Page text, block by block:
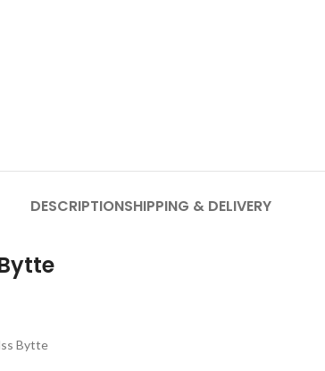
DESCRIPTIONSHIPPING & DELIVERY
Bytte